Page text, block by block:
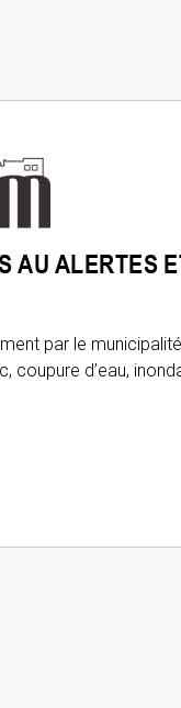
AU ALERTES
par le
coupure d’eau,